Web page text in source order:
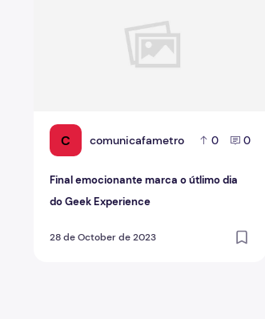
C comunicafametro 0 0
Final emocionante marca o útlimo dia
do Geek Experience
28 de October de 2023